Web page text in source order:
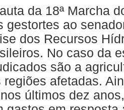
da 18ª Marcha
gestortes ao
dos Recursos
No caso da
são a
regiões afetadas.
últimos dez